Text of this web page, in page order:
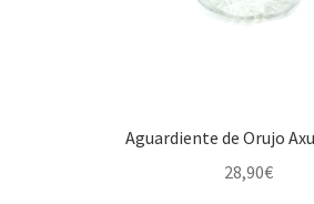
Aguardiente de Orujo
28,90€